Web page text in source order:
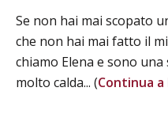
Se non hai mai scopato
che non hai mai fatto il
chiamo Elena e sono
molto calda... (Continua